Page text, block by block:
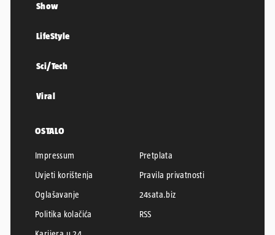
Show
LifeStyle
Sci/Tech
Viral
OSTALO
Impressum
Pretplata
Uvjeti korištenja
Pravila privatnosti
Oglašavanje
24sata.biz
Politika kolačića
RSS